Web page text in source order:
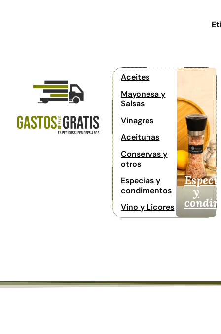
y
Aceites
Mayonesa y
Salsas
Vinagres
Aceitunas
Conservas y
otros
Especias y
condimentos
Vino y Licores